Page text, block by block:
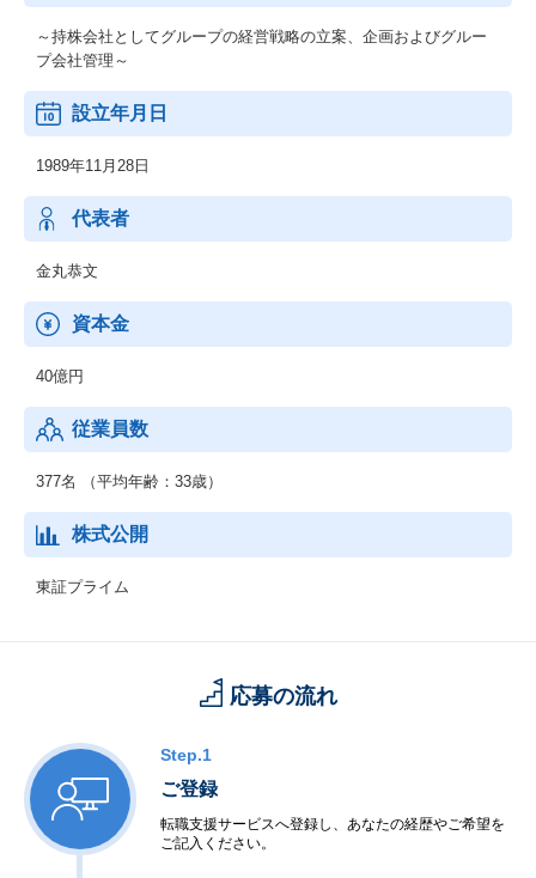
～持株会社としてグループの経営戦略の立案、企画およびグルー
プ会社管理～
設立年月日
1989年11月28日
代表者
金丸恭文
資本金
40億円
従業員数
377名 （平均年齢：33歳）
株式公開
東証プライム
応募の流れ
Step.1
ご登録
転職支援サービスへ登録し、あなたの経歴やご希望を
ご記入ください。